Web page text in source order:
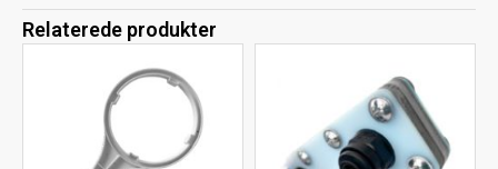
Relaterede produkter